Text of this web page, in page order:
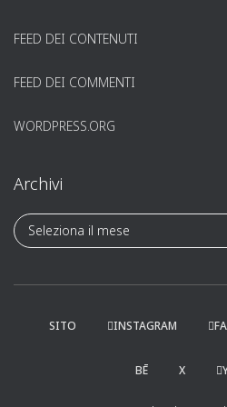
FEED DEI CONTENUTI
FEED DEI COMMENTI
WORDPRESS.ORG
Archivi
A
r
h
SITO INSTAGRAM
BĒ X